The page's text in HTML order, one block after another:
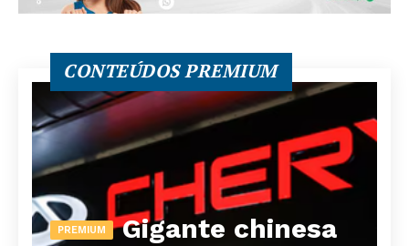
CONTEÚDOS PREMIUM
Gigante chinesa